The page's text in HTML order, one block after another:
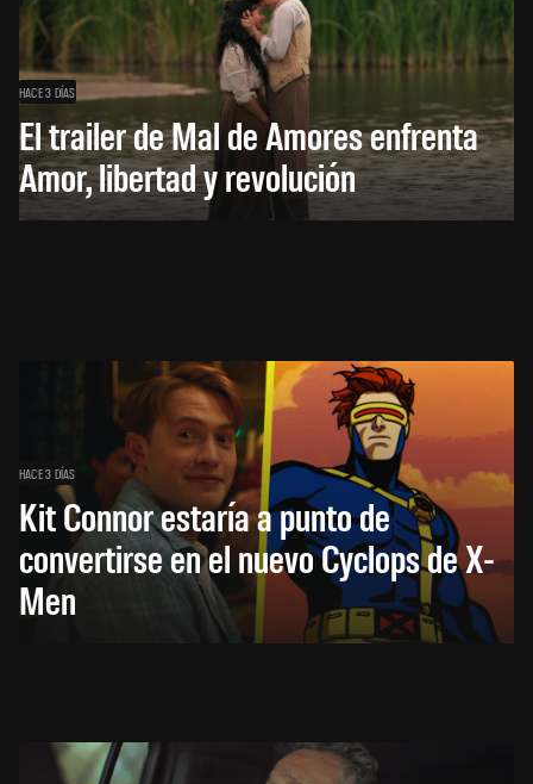
HACE 3 DÍAS
El trailer de Mal de Amores enfrenta
Amor, libertad y revolución
HACE 3 DÍAS
Kit Connor estaría a punto de
convertirse en el nuevo Cyclops de X-
Men